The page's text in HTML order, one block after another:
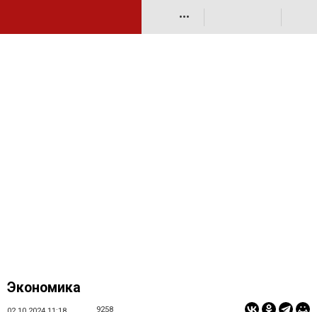
•••
Экономика
9258